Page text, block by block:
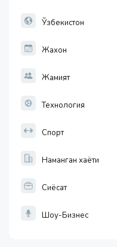
Ўзбекистон
Жахон
Жамият
Технология
Спорт
Наманган хаёти
Сиёсат
Шоу-Бизнес